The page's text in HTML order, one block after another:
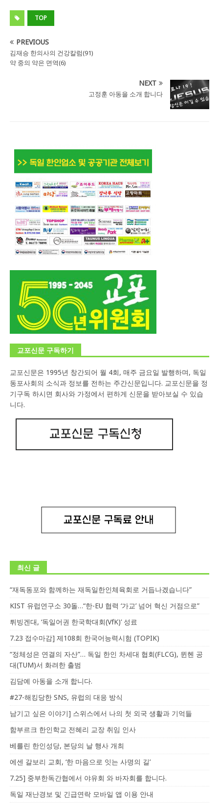
TOP
PREVIOUS
김재승 한의사의 건강칼럼(91)
약 중의 약은 면역(6)
NEXT
고정훈 아동을 소개 합니다
교포신문 구독하기
교포신문은 1995년 창간되어 월 4회, 매주 금요일 발행하며, 독일
동포사회의 소식과 정보를 전하는 주간신문입니다. 교포신문을 정
기구독 하시면 회사와 가정에서 편하게 신문을 받아보실 수 있습
니다.
최신 글
“재독동포와 함께하는 재독일한인체육회로 거듭나겠습니다”
KIST 유럽연구소 30돌…“한-EU 협력 ‘가교’ 넘어 혁신 거점으로”
튀빙겐대, ‘독일어권 한국학대회(VfK)’ 성료
7.23 접수마감] 제108회 한국어능력시험 (TOPIK)
“정체성은 연결의 자산”… 독일 한인 차세대 협회(FLCG), 뮌헨 공
대(TUM)서 화려한 출범
김담예 아동을 소개 합니다.
#27-해킹당한 SNS, 유럽의 대응 방식
남기고 싶은 이야기] 스위스에서 나의 첫 외국 생활과 기억들
함부르크 한인학교 전혜리 교장 취임 인사
베를린 한인성당, 본당의 날 행사 개최
에센 갈보리 교회, ‘한 마음으로 잇는 사명의 길’
7.25] 중부한독간협에서 야유회 와 바자회를 합니다.
독일 재난경보 및 긴급연락 모바일 앱 이용 안내